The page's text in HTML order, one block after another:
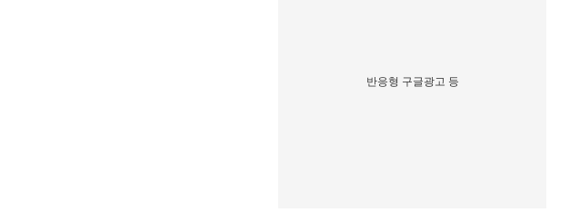
반응형 구글광고 등